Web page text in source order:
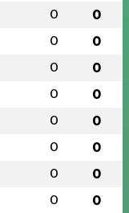
0 0
0 0
0 0
0 0
0 0
0 0
0 0
0 0